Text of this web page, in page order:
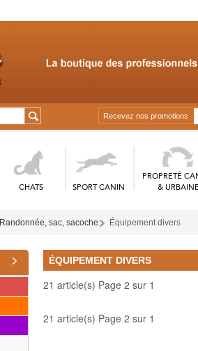
Recevez nos promotions
CHATS SPORT CANIN
PROPRETÉ
&
Randonnée, sac, sacoche Équipement divers
ÉQUIPEMENT DIVERS
21 article(s) Page 2 sur 1
21 article(s) Page 2 sur 1